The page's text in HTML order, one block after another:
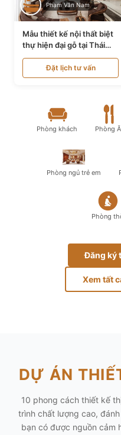
Phạm Văn Nam
Mẫu thiết kế nội thất biệt
thự hiện đại gỗ tại Thái
Bình NT9188719
Đặt lịch tư vấn
Phòng khách Phòng
Phòng ngủ trẻ em
Phòng
Đăng ký
Xem tất
DỰ ÁN
10 phong cách thiết kế
trình chất lượng cao,
bạn có được nguồn cảm